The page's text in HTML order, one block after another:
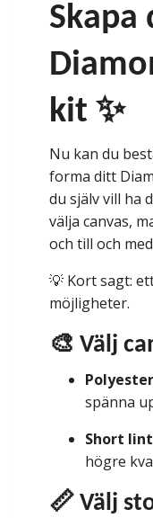
Skapa
kit ✨
Nu kan du
forma ditt
du själv vill ha
välja canvas,
och till och
💡 Kort sagt:
möjligheter.
🎨 Välj
Polyester
spänna
Short lint
högre
📏 Välj